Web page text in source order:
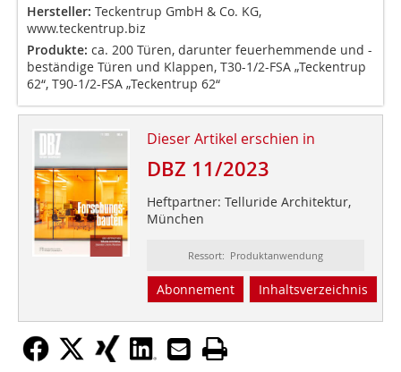
Hersteller: Teckentrup GmbH & Co. KG,
www.teckentrup.biz
Produkte: ca. 200 Türen, darunter feuerhemmende und -
beständige Türen und Klappen, T30-1/2-FSA „Teckentrup
62“, T90-1/2-FSA „Teckentrup 62“
Dieser Artikel erschien in
DBZ 11/2023
Heftpartner: Telluride Architektur,
München
Ressort: Produktanwendung
Abonnement Inhaltsverzeichnis